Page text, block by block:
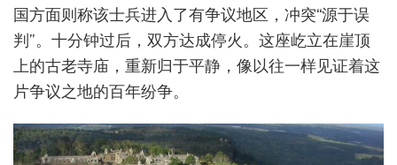
国方面则称该士兵进入了有争议地区，冲突“源于误
判”。十分钟过后，双方达成停火。这座屹立在崖顶
上的古老寺庙，重新归于平静，像以往一样见证着这
片争议之地的百年纷争。